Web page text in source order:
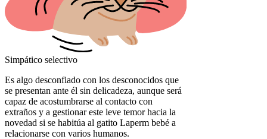
Simpático selectivo
Es algo desconfiado con los desconocidos que
se presentan ante él sin delicadeza, aunque será
capaz de acostumbrarse al contacto con
extraños y a gestionar este leve temor hacia la
novedad si se habitúa al gatito Laperm bebé a
relacionarse con varios humanos.